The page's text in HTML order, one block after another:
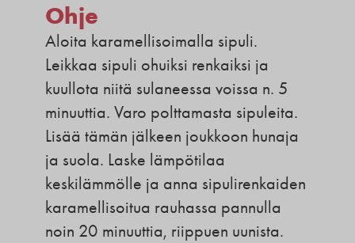
Ohje
Aloita karamellisoimalla sipuli.
Leikkaa sipuli ohuiksi renkaiksi ja
kuullota niitä sulaneessa voissa n. 5
minuuttia. Varo polttamasta sipuleita.
Lisää tämän jälkeen joukkoon hunaja
ja suola. Laske lämpötilaa
keskilämmölle ja anna sipulirenkaiden
karamellisoitua rauhassa pannulla
noin 20 minuuttia, riippuen uunista.